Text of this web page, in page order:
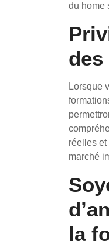
du home
des
Lorsque
réelles
marché
la